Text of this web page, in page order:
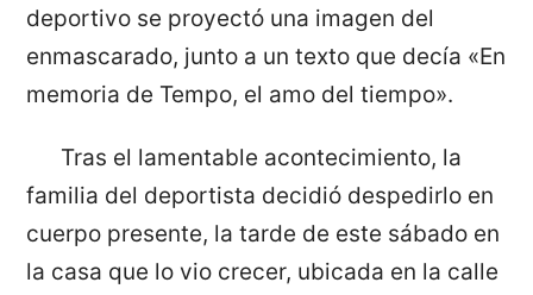
deportivo se proyectó una imagen del
enmascarado, junto a un texto que decía «En
memoria de Tempo, el amo del tiempo».
Tras el lamentable acontecimiento, la
familia del deportista decidió despedirlo en
cuerpo presente, la tarde de este sábado en
la casa que lo vio crecer, ubicada en la calle